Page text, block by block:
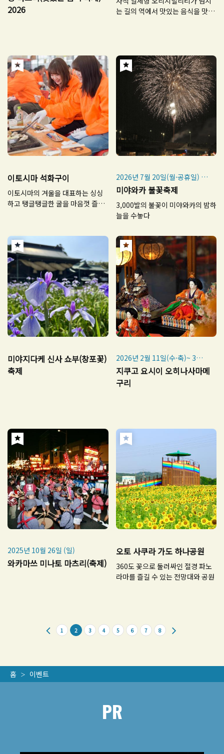
2026
는 길의 역에서 맛있는 음식을 맛보
이토시마 석화구이
이토시마의 겨울을 대표하는 싱싱
하고 탱글탱글한 굴을 마음껏 즐겨
2026년 7월 20일(월·공휴일)
※악천후 시 7월 23일(목)로 연
미야와카 불꽃축제
3,000발의 불꽃이 미야와카의 밤하
늘을 수놓다
미야지다케 신사 쇼부(창포꽃)
축제
2026년 2월 11일(수·축)~ 3월
20일(금·축)
※예년보다 기간이 짧습니다.
지쿠고 요시이 오히나사마메
구리
2025년 10월 26일 (일)
와카마쓰 미나토 마츠리(축제)
오토 사쿠라 가도 하나공원
360도 꽃으로 둘러싸인 절경 파노
라마를 즐길 수 있는 전망대와 공원
1 2 3 4 5 6 7 8
홈 이벤트
PR